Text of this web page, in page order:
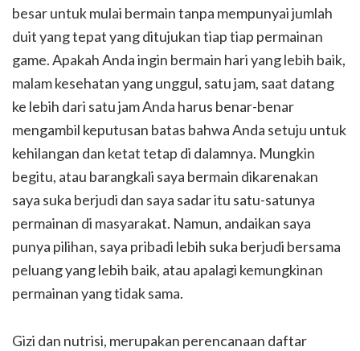
besar untuk mulai bermain tanpa mempunyai jumlah
duit yang tepat yang ditujukan tiap tiap permainan
game. Apakah Anda ingin bermain hari yang lebih baik,
malam kesehatan yang unggul, satu jam, saat datang
ke lebih dari satu jam Anda harus benar-benar
mengambil keputusan batas bahwa Anda setuju untuk
kehilangan dan ketat tetap di dalamnya. Mungkin
begitu, atau barangkali saya bermain dikarenakan
saya suka berjudi dan saya sadar itu satu-satunya
permainan di masyarakat. Namun, andaikan saya
punya pilihan, saya pribadi lebih suka berjudi bersama
peluang yang lebih baik, atau apalagi kemungkinan
permainan yang tidak sama.
Gizi dan nutrisi, merupakan perencanaan daftar